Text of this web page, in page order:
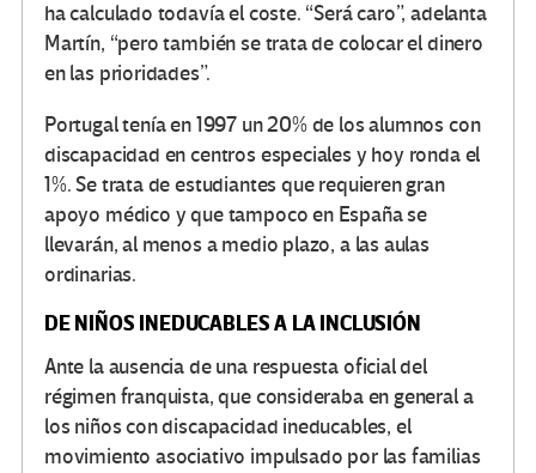
ha calculado todavía el coste. “Será caro”, adelanta
Martín, “pero también se trata de colocar el dinero
en las prioridades”.
Portugal tenía en 1997 un 20% de los alumnos con
discapacidad en centros especiales y hoy ronda el
1%. Se trata de estudiantes que requieren gran
apoyo médico y que tampoco en España se
llevarán, al menos a medio plazo, a las aulas
ordinarias.
DE NIÑOS INEDUCABLES A LA INCLUSIÓN
Ante la ausencia de una respuesta oficial del
régimen franquista, que consideraba en general a
los niños con discapacidad ineducables, el
movimiento asociativo impulsado por las familias